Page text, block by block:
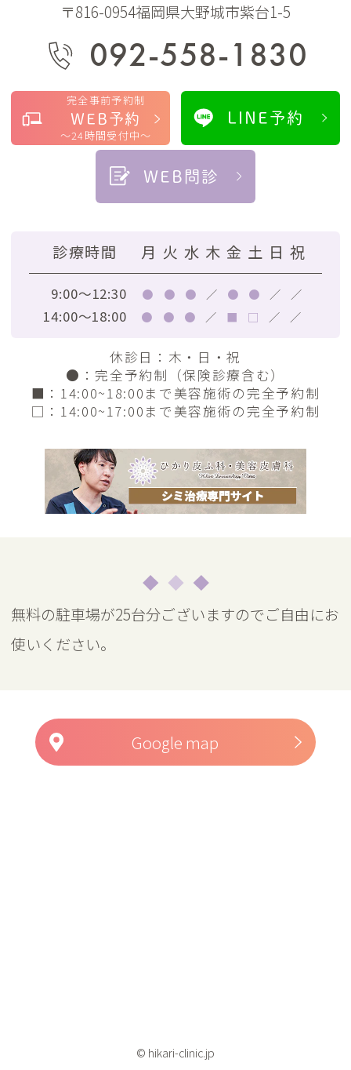
〒816-0954福岡県大野城市紫台1-5
092-558-1830
完全事前予約制
WEB予約
～24時間受付中～
LINE予約
WEB問診
診療時間 月 火 水 木 金 土 日 祝
9:00～12:30 ● ● ● ／ ● ● ／ ／
14:00～18:00 ● ● ● ／ ■ □ ／ ／
休診日：木・日・祝
● ：完全予約制（保険診療含む）
■ ：14:00~18:00まで美容施術の完全予約制
□ ：14:00~17:00まで美容施術の完全予約制
無料の駐車場が25台分ございますのでご自由にお
使いください。
Google map
© hikari-clinic.jp